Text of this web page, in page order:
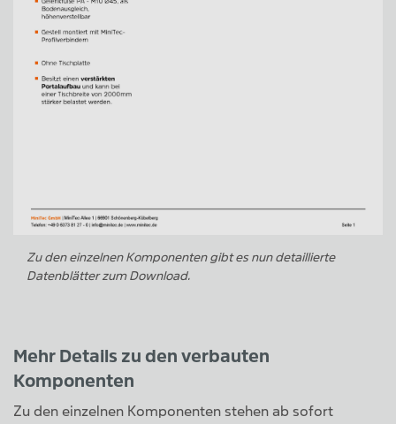
Mehr Details zu den verbauten
Komponenten
Zu den einzelnen Komponenten stehen ab sofort
Zu den einzelnen Komponenten gibt es nun detaillierte
Datenblätter zum Download.